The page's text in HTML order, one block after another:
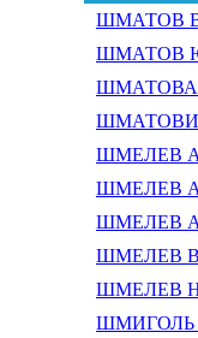
ШМАТОВ
ШМАТОВ
ШМАТОВА
ШМАТОВИЧ
ШМЕЛЕВ
ШМЕЛЕВ
ШМЕЛЕВ
ШМЕЛЕВ
ШМЕЛЕВ
ШМИГОЛЬ